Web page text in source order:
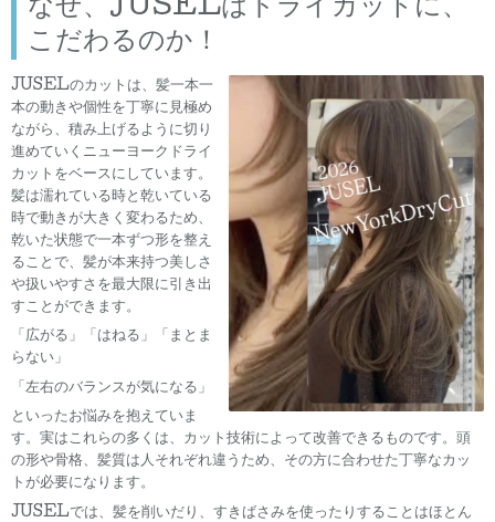
なぜ、JUSELはドライカットに、
こだわるのか！
JUSELのカットは、髪一本一
本の動きや個性を丁寧に見極め
ながら、積み上げるように切り
進めていくニューヨークドライ
カットをベースにしています。
髪は濡れている時と乾いている
時で動きが大きく変わるため、
乾いた状態で一本ずつ形を整え
ることで、髪が本来持つ美しさ
や扱いやすさを最大限に引き出
すことができます。
「広がる」「はねる」「まとま
らない」
「左右のバランスが気になる」
といったお悩みを抱えていま
す。実はこれらの多くは、カット技術によって改善できるものです。頭
の形や骨格、髪質は人それぞれ違うため、その方に合わせた丁寧なカッ
トが必要になります。
JUSELでは、髪を削いだり、すきばさみを使ったりすることはほとん